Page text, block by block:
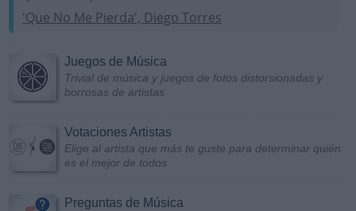
'Que No Me Pierda', Diego Torres
Juegos de Música
Trivial de música y juegos de fotos distorsionadas y
borrosas de artistas
Votaciones Artistas
Elige al artista que más te guste para determinar quién
es el mejor de todos
Preguntas de Música